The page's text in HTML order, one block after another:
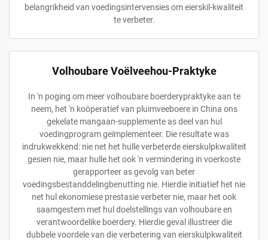
belangrikheid van voedingsintervensies om eierskil-kwaliteit
te verbeter.
Volhoubare Voëlveehou-Praktyke
In 'n poging om meer volhoubare boerderypraktyke aan te
neem, het 'n koöperatief van pluimveeboere in China ons
gekelate mangaan-supplemente as deel van hul
voedingprogram geïmplementeer. Die resultate was
indrukwekkend: nie net het hulle verbeterde eierskulpkwaliteit
gesien nie, maar hulle het ook 'n vermindering in voerkoste
gerapporteer as gevolg van beter
voedingsbestanddelingbenutting nie. Hierdie initiatief het nie
net hul ekonomiese prestasie verbeter nie, maar het ook
saamgestem met hul doelstellings van volhoubare en
verantwoordelike boerdery. Hierdie geval illustreer die
dubbele voordele van die verbetering van eierskulpkwaliteit